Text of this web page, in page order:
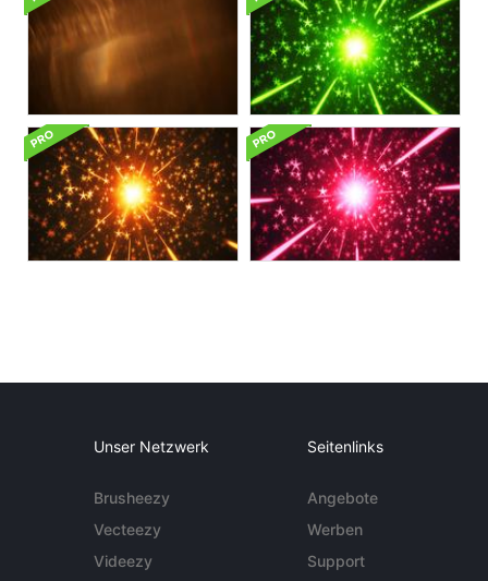
Unser Netzwerk
Brusheezy
Vecteezy
Videezy
Seitenlinks
Angebote
Werben
Support